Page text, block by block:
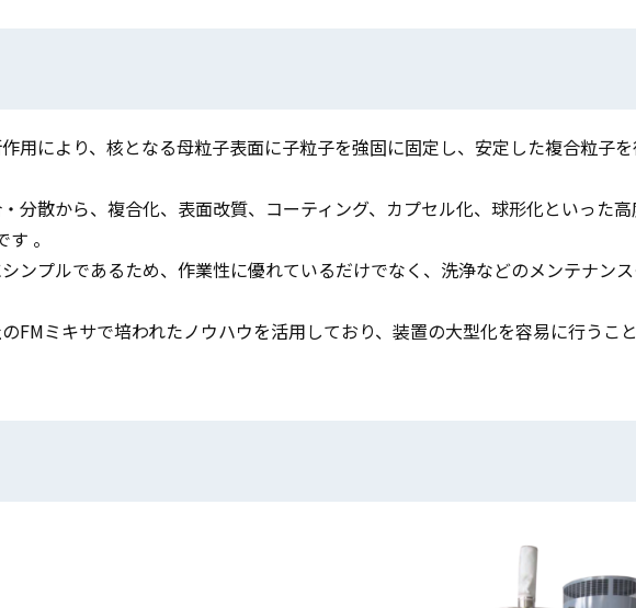
用により、核となる母粒子表面に子粒子を強固に固定し、安定した複合粒子
分散から、複合化、表面改質、コーティング、カプセル化、球形化といった
。
ンプルであるため、作業性に優れているだけでなく、洗浄などのメンテナン
FMミキサで培われたノウハウを活用しており、装置の大型化を容易に行うこ